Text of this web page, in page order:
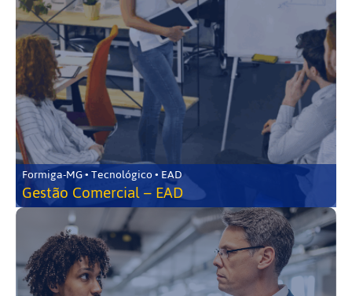
Formiga-MG • Tecnológico • EAD
Gestão Comercial – EAD